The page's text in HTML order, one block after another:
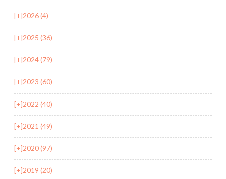
[+]2026 (4)
[+]2025 (36)
[+]2024 (79)
[+]2023 (60)
[+]2022 (40)
[+]2021 (49)
[+]2020 (97)
[+]2019 (20)